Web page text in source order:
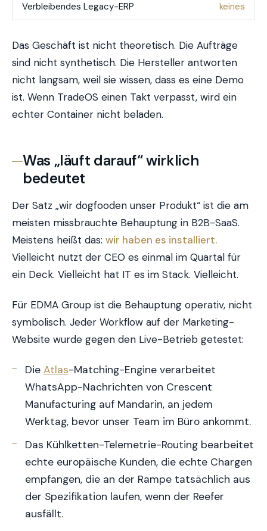
Verbleibendes Legacy-ERP keines
Das Geschäft ist nicht theoretisch. Die Aufträge
sind nicht synthetisch. Die Hersteller antworten
nicht langsam, weil sie wissen, dass es eine Demo
ist. Wenn TradeOS einen Takt verpasst, wird ein
echter Container nicht beladen.
Was „läuft darauf“ wirklich
bedeutet
Der Satz „wir dogfooden unser Produkt“ ist die am
meisten missbrauchte Behauptung in B2B-SaaS.
Meistens heißt das: wir haben es installiert.
Vielleicht nutzt der CEO es einmal im Quartal für
ein Deck. Vielleicht hat IT es im Stack. Vielleicht.
Für EDMA Group ist die Behauptung operativ, nicht
symbolisch. Jeder Workflow auf der Marketing-
Website wurde gegen den Live-Betrieb getestet:
Die Atlas-Matching-Engine verarbeitet
WhatsApp-Nachrichten von Crescent
Manufacturing auf Mandarin, an jedem
Werktag, bevor unser Team im Büro ankommt.
Das Kühlketten-Telemetrie-Routing bearbeitet
echte europäische Kunden, die echte Chargen
empfangen, die an der Rampe tatsächlich aus
der Spezifikation laufen, wenn der Reefer
ausfällt.